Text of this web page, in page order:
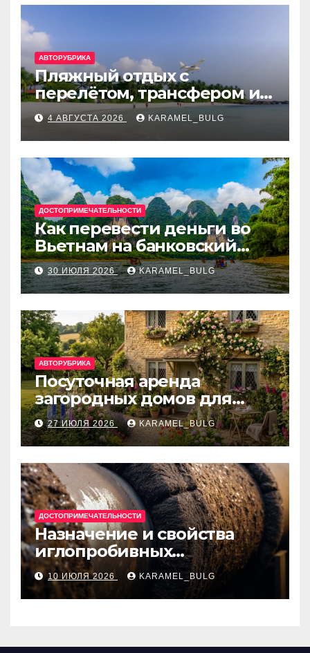
АВТОРУБРИКА
Пляжный отдых с
перелётом, трансфером и
отелем на Мальдивах, в
Турции, Греции, Таиланде
и Европе
4 АВГУСТА 2026 KARAMEL_BULG
ДОСТОПРИМЕЧАТЕЛЬНОСТИ
Как перевести деньги во
Вьетнам на банковский
счёт: VietcomBank, BIDV,
Techcombank и другие
банки
30 ИЮЛЯ 2026 KARAMEL_BULG
АВТОРУБРИКА
Посуточная аренда
загородных домов для
отдыха
27 ИЮЛЯ 2026 KARAMEL_BULG
ДОСТОПРИМЕЧАТЕЛЬНОСТИ
Назначение и свойства
иглопробивных
базальтовых огнеупорных
матов
10 ИЮЛЯ 2026 KARAMEL_BULG